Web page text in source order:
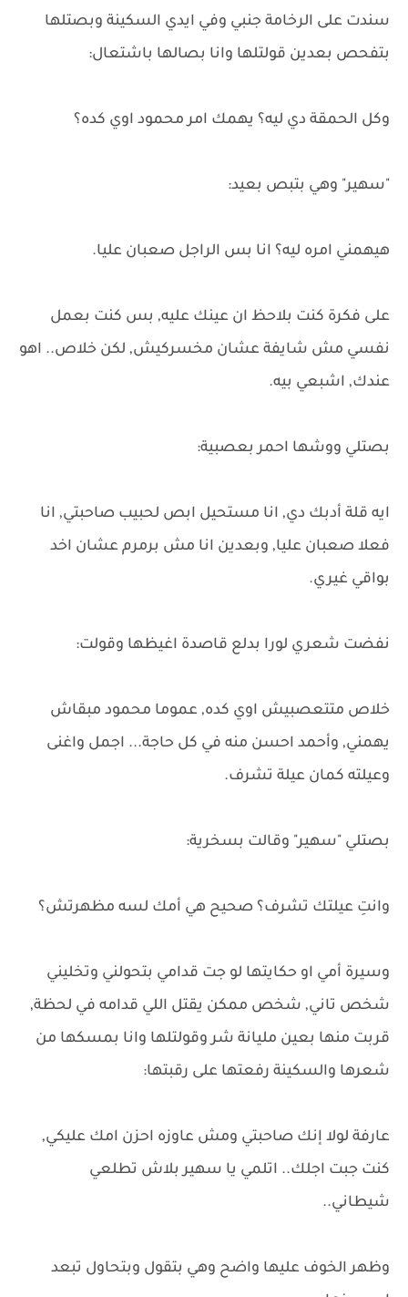
سندت على الرخامة جنبي وفي ايدي السكينة وبصتلها
بتفحص بعدين قولتلها وانا بصالها باشتعال:
وكل الحمقة دي ليه؟ يهمك امر محمود اوي كده؟
"سهير" وهي بتبص بعيد:
هيهمني امره ليه؟ انا بس الراجل صعبان عليا.
على فكرة كنت بلاحظ ان عينك عليه, بس كنت بعمل
نفسي مش شايفة عشان مخسركيش, لكن خلاص.. اهو
عندك, اشبعي بيه.
بصتلي ووشها احمر بعصبية:
ايه قلة أدبك دي, انا مستحيل ابص لحبيب صاحبتي, انا
فعلا صعبان عليا, وبعدين انا مش برمرم عشان اخد
بواقي غيري.
نفضت شعري لورا بدلع قاصدة اغيظها وقولت:
خلاص متتعصبيش اوي كده, عموما محمود مبقاش
يهمني, وأحمد احسن منه في كل حاجة... اجمل واغنى
وعيلته كمان عيلة تشرف.
بصتلي "سهير" وقالت بسخرية:
وانتِ عيلتك تشرف؟ صحيح هي أمك لسه مظهرتش؟
وسيرة أمي او حكايتها لو جت قدامي بتحولني وتخليني
شخص تاني, شخص ممكن يقتل اللي قدامه في لحظة,
قربت منها بعين مليانة شر وقولتلها وانا بمسكها من
شعرها والسكينة رفعتها على رقبتها:
عارفة لولا إنك صاحبتي ومش عاوزه احزن امك عليكي,
كنت جبت اجلك.. اتلمي يا سهير بلاش تطلعي
شيطاني..
وظهر الخوف عليها واضح وهي بتقول وبتحاول تبعد